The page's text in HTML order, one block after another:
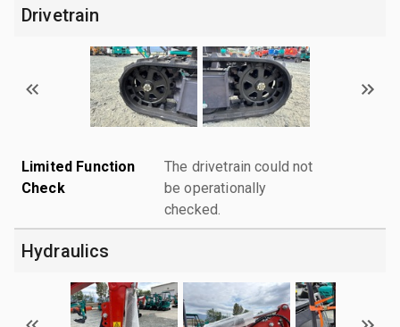
Drivetrain
Limited Function
Check
The drivetrain could not
be operationally
checked.
Hydraulics